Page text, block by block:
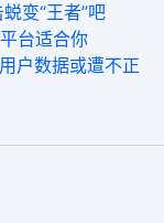
变“王者”吧
台适合你
户数据或遭不正